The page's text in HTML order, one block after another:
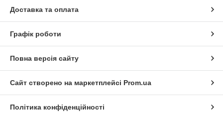
Доставка та оплата
Графік роботи
Повна версія сайту
Сайт створено на маркетплейсі Prom.ua
Політика конфіденційності